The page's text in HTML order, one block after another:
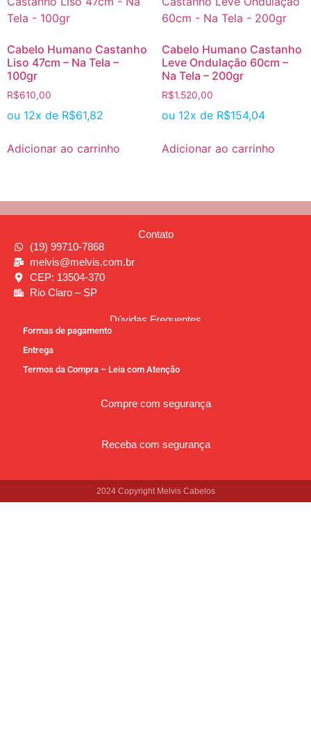
Cabelo Humano Castanho
Liso 47cm – Na Tela –
100gr
R$610,00
ou 12x de R$61,82
Adicionar ao carrinho
Cabelo Humano Castanho
Leve Ondulação 60cm –
Na Tela – 200gr
R$1.520,00
ou 12x de R$154,04
Adicionar ao carrinho
Contato
(19) 99710-7868
melvis@melvis.com.br
CEP: 13504-370
Rio Claro – SP
Dúvidas Frequentes
Formas de pagamento
Entrega
Termos da Compra – Leia com Atenção
Compre com segurança
Receba com segurança
2024 Copyright Melvis Cabelos